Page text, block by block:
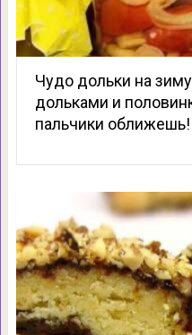
Чудо дольки на
дольками и
пальчики оближешь!